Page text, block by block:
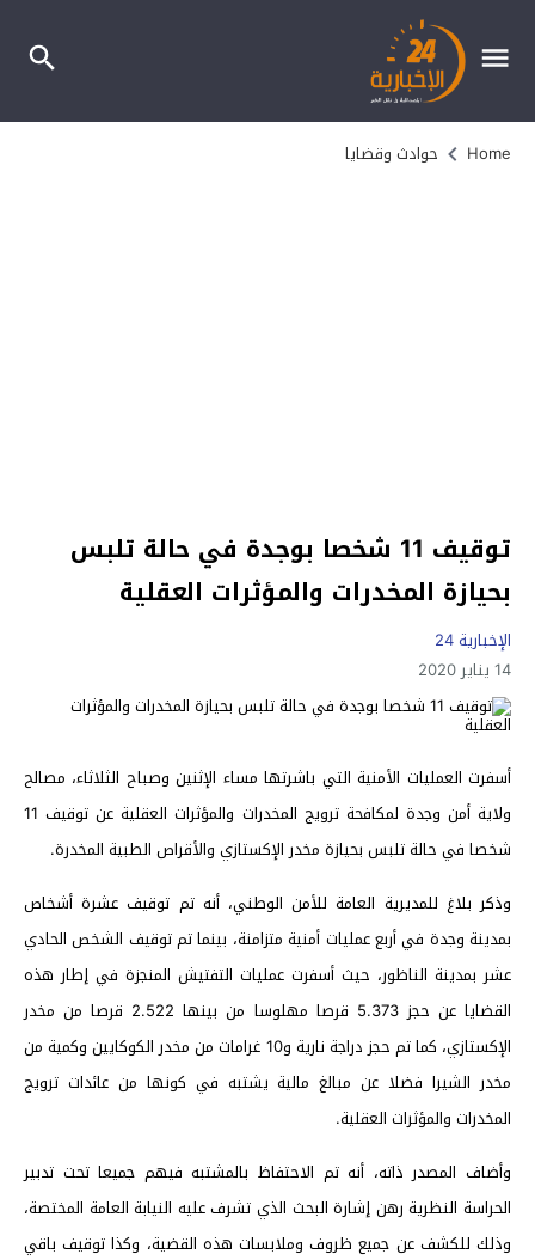
Home حوادث وقضايا
توقيف 11 شخصا بوجدة في حالة تلبس
بحيازة المخدرات والمؤثرات العقلية
الإخبارية 24
14 يناير 2020
أسفرت العمليات الأمنية التي باشرتها مساء الإثنين وصباح الثلاثاء، مصالح
ولاية أمن وجدة لمكافحة ترويج المخدرات والمؤثرات العقلية عن توقيف 11
شخصا في حالة تلبس بحيازة مخدر الإكستازي والأقراص الطبية المخدرة.
وذكر بلاغ للمديرية العامة للأمن الوطني، أنه تم توقيف عشرة أشخاص
بمدينة وجدة في أربع عمليات أمنية متزامنة، بينما تم توقيف الشخص الحادي
عشر بمدينة الناظور، حيث أسفرت عمليات التفتيش المنجزة في إطار هذه
القضايا عن حجز 5.373 قرصا مهلوسا من بينها 2.522 قرصا من مخدر
الإكستازي، كما تم حجز دراجة نارية و10 غرامات من مخدر الكوكايين وكمية من
مخدر الشيرا فضلا عن مبالغ مالية يشتبه في كونها من عائدات ترويج
المخدرات والمؤثرات العقلية.
وأضاف المصدر ذاته، أنه تم الاحتفاظ بالمشتبه فيهم جميعا تحت تدبير
الحراسة النظرية رهن إشارة البحث الذي تشرف عليه النيابة العامة المختصة،
وذلك للكشف عن جميع ظروف وملابسات هذه القضية، وكذا توقيف باقي